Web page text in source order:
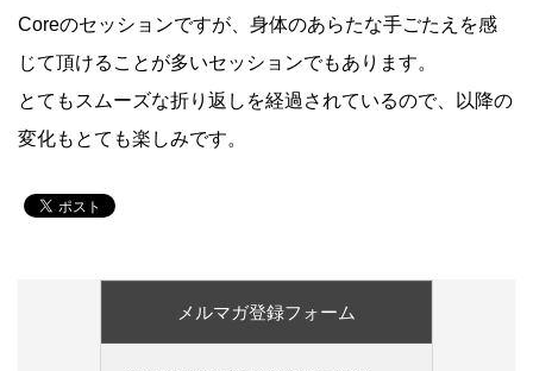
Coreのセッションですが、身体のあらたな手ごたえを感
じて頂けることが多いセッションでもあります。
とてもスムーズな折り返しを経過されているので、以降の
変化もとても楽しみです。
メルマガ登録フォーム